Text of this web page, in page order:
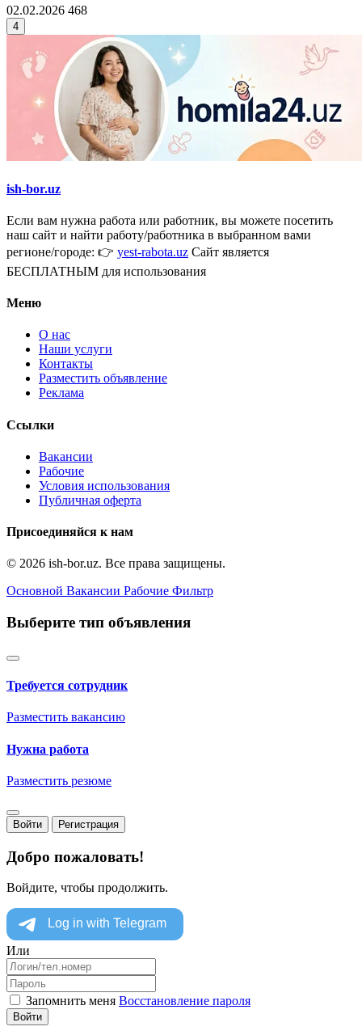
02.02.2026 468
4
ish-bor.uz
Если вам нужна работа или работник, вы можете посетить
наш сайт и найти работу/работника в выбранном вами
регионе/городе: 👉 yest-rabota.uz Сайт является
БЕСПЛАТНЫМ для использования
Меню
О нас
Наши услуги
Контакты
Разместить объявление
Реклама
Ссылки
Вакансии
Рабочие
Условия использования
Публичная оферта
Присоединяйся к нам
© 2026 ish-bor.uz. Все права защищены.
Основной Вакансии Рабочие Фильтр
Выберите тип объявления
Требуется сотрудник
Разместить вакансию
Нужна работа
Разместить резюме
Войти Регистрация
Добро пожаловать!
Войдите, чтобы продолжить.
Или
Запомнить меня Восстановление пароля
Войти